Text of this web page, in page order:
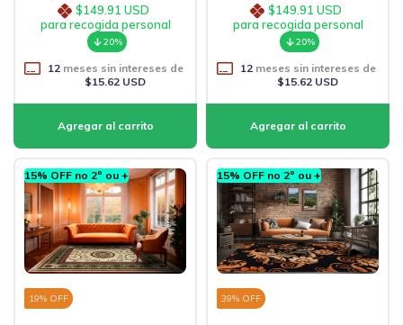
$149.91 USD
para recogida personal
20%
12meses sin intereses de
$15.62 USD
$149.91 USD
para recogida personal
20%
12meses sin intereses de
$15.62 USD
15% OFF no 2º ou +
19% OFF
15% OFF no 2º ou +
39% OFF